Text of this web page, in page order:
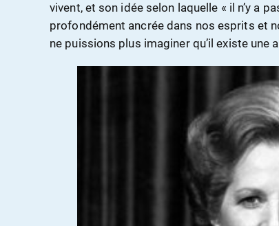
vivent, et son idée selon laquelle « il n’y a
profondément ancrée dans nos esprits et
ne puissions plus imaginer qu’il existe une